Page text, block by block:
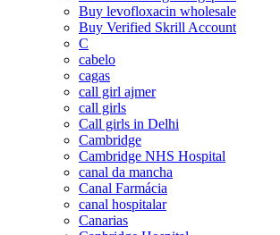
Buy levofloxacin wholesale
Buy Verified Skrill Account
C
cabelo
cagas
call girl ajmer
call girls
Call girls in Delhi
Cambridge
Cambridge NHS Hospital
canal da mancha
Canal Farmácia
canal hospitalar
Canarias